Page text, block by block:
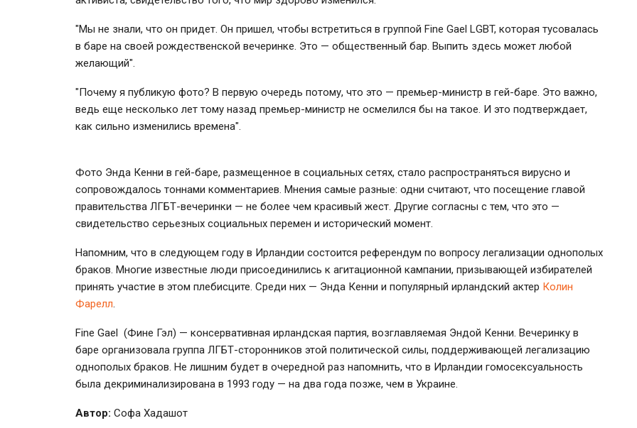
"Мы не знали, что он придет. Он пришел, чтобы встретиться в группой Fine Gael LGBT, которая тусовалась
в баре на своей рождественской вечеринке. Это — общественный бар. Выпить здесь может любой
желающий".
"Почему я публикую фото? В первую очередь потому, что это — премьер-министр в гей-баре. Это важно,
ведь еще несколько лет тому назад премьер-министр не осмелился бы на такое. И это подтверждает,
как сильно изменились времена".
Фото Энда Кенни в гей-баре, размещенное в социальных сетях, стало распространяться вирусно и
сопровождалось тоннами комментариев. Мнения самые разные: одни считают, что посещение главой
правительства ЛГБТ-вечеринки — не более чем красивый жест. Другие согласны с тем, что это —
свидетельство серьезных социальных перемен и исторический момент.
Напомним, что в следующем году в Ирландии состоится референдум по вопросу легализации однополых
браков. Многие известные люди присоединились к агитационной кампании, призывающей избирателей
принять участие в этом плебисците. Среди них — Энда Кенни и популярный ирландский актер Колин
Фарелл
Fine Gael (Фине Гэл) — консервативная ирландская партия, возглавляемая Эндой Кенни. Вечеринку в
баре организовала группа ЛГБТ-сторонников этой политической силы, поддерживающей легализацию
однополых браков. Не лишним будет в очередной раз напомнить, что в Ирландии гомосексуальность
была декриминализирована в 1993 году — на два года позже, чем в Украине.
Автор: Софа Хадашот